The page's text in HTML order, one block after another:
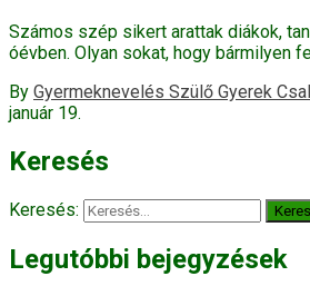
Számos szép sikert arattak diákok,
óévben. Olyan sokat, hogy bármilyen
By Gyermeknevelés Szülő Gyerek
január 19.
Keresés
Keresés:
Legutóbbi bejegyzések